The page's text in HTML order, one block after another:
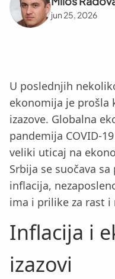
jun 25, 2026
U poslednjih
ekonomija je prošla
izazove. Globalna
pandemija COVID-
veliki uticaj na
Srbija se suočava
inflacija,
ima i prilike za rast i
Inflacija i
izazovi